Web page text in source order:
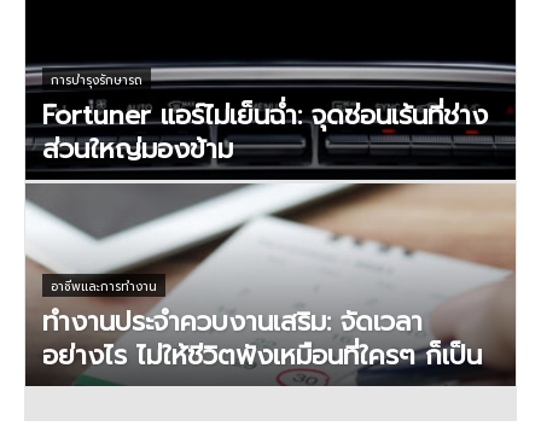
การบำรุงรักษารถ
Fortuner แอร์ไม่เย็นฉ่ำ: จุดซ่อนเร้นที่ช่าง
ส่วนใหญ่มองข้าม
อาชีพและการทำงาน
ทำงานประจำควบงานเสริม: จัดเวลา
อย่างไร ไม่ให้ชีวิตพังเหมือนที่ใครๆ ก็เป็น